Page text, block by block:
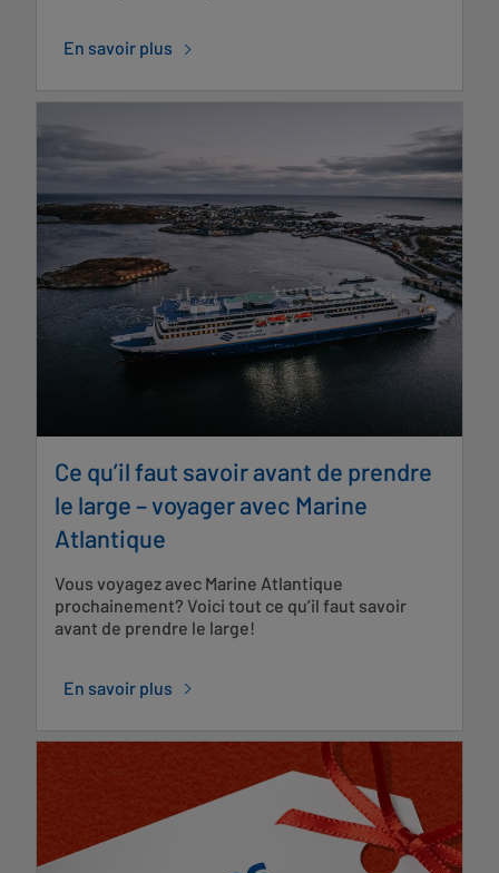
En savoir plus
Ce qu’il faut savoir avant de prendre
le large – voyager avec Marine
Atlantique
Vous voyagez avec Marine Atlantique
prochainement? Voici tout ce qu’il faut savoir
avant de prendre le large!
En savoir plus